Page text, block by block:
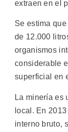
extraen en el
Se estima
de 12.000
organismos
considerable
superficial en
La minería es
local. En
interno bruto,